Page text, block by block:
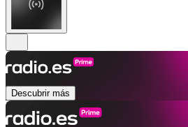
Descubrir más